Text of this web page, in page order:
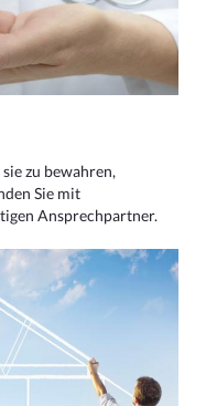
zu bewahren,
Sie mit
Ansprechpartner.